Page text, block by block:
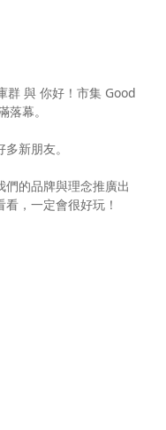
群 與 你好！市集 Good
幕。
新朋友。
的品牌與理念推廣出
，一定會很好玩！